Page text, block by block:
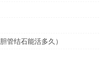
管结石能活多久）